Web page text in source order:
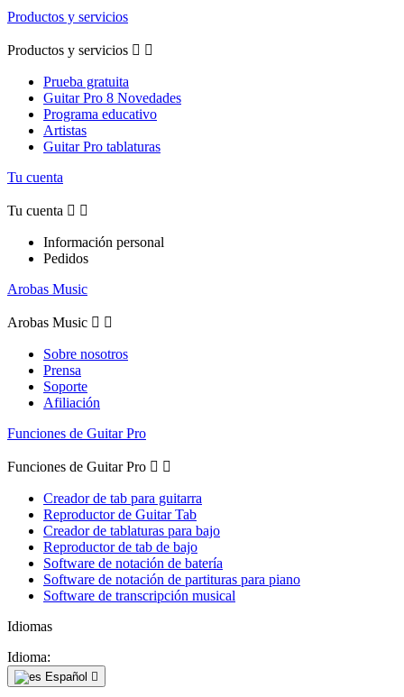
Productos y servicios
Productos y servicios  
Prueba gratuita
Guitar Pro 8 Novedades
Programa educativo
Artistas
Guitar Pro tablaturas
Tu cuenta
Tu cuenta  
Información personal
Pedidos
Arobas Music
Arobas Music  
Sobre nosotros
Prensa
Soporte
Afiliación
Funciones de Guitar Pro
Funciones de Guitar Pro  
Creador de tab para guitarra
Reproductor de Guitar Tab
Creador de tablaturas para bajo
Reproductor de tab de bajo
Software de notación de batería
Software de notación de partituras para piano
Software de transcripción musical
Idiomas
Idioma:
Español 